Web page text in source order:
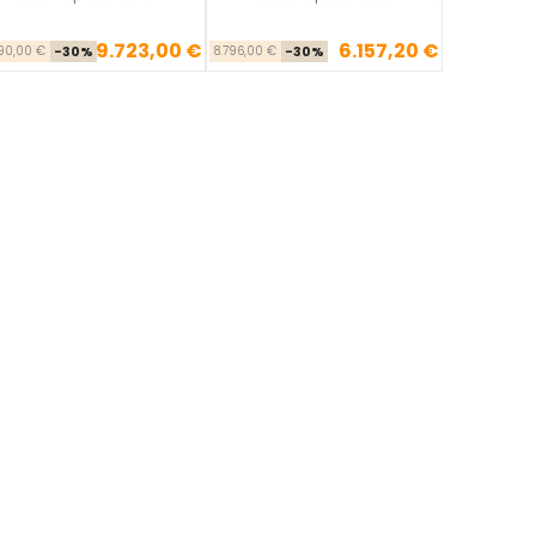
Precio base
€ -30% Precio
9.723,00 € Precio base
8.796,00 € -30% Precio
6.157,20 €